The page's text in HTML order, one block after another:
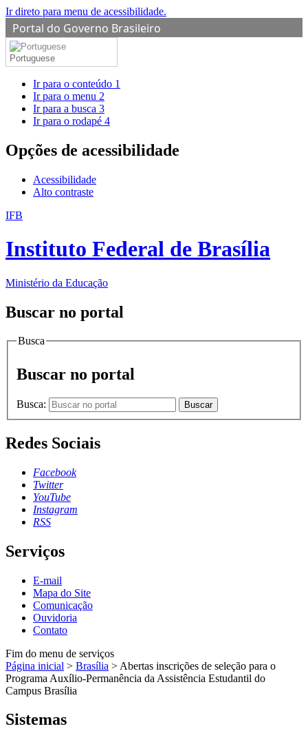
Ir direto para menu de acessibilidade.
Portal do Governo Brasileiro
Portuguese
Ir para o conteúdo 1
Ir para o menu 2
Ir para a busca 3
Ir para o rodapé 4
Opções de acessibilidade
Acessibilidade
Alto contraste
IFB
Instituto Federal de Brasília
Ministério da Educação
Buscar no portal
Busca
Buscar no portal
Busca: Buscar
Redes Sociais
Facebook
Twitter
YouTube
Instagram
RSS
Serviços
E-mail
Mapa do Site
Comunicação
Ouvidoria
Contato
Fim do menu de serviços
Página inicial > Brasília > Abertas inscrições de seleção para o
Programa Auxílio-Permanência da Assistência Estudantil do
Campus Brasília
Sistemas